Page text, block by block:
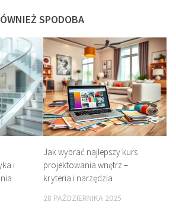
SPODOBA
i
Jak wybrać najlepszy kurs
projektowania wnętrz –
kryteria i narzędzia
28 PAŹDZIERNIKA 2025